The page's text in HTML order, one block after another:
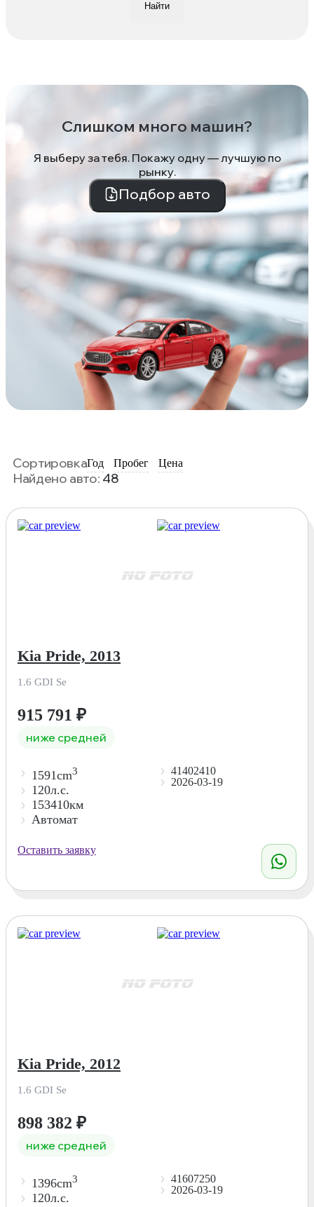
Найти
Слишком много машин?
Я выберу за тебя. Покажу одну — лучшую по
рынку.
Подбор авто
СортировкаГод Пробег Цена
Найдено авто: 48
Kia Pride, 2013
1.6 GDI Se
915 791 ₽
ниже средней
1591cm3
120л.с.
153410км
Автомат
41402410
2026-03-19
Оставить заявку
Kia Pride, 2012
1.6 GDI Se
898 382 ₽
ниже средней
1396cm3
120л.с.
41607250
2026-03-19